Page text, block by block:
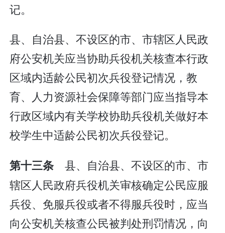
记。
县、自治县、不设区的市、市辖区人民政
府公安机关应当协助兵役机关核查本行政
区域内适龄公民初次兵役登记情况，教
育、人力资源社会保障等部门应当指导本
行政区域内有关学校协助兵役机关做好本
校学生中适龄公民初次兵役登记。
第十三条县、自治县、不设区的市、市
辖区人民政府兵役机关审核确定公民应服
兵役、免服兵役或者不得服兵役时，应当
向公安机关核查公民被判处刑罚情况，向